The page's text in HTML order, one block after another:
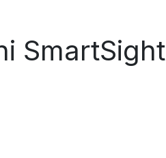
SmartSight